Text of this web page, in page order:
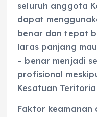
seluruh anggota
dapat
benar dan tepat
laras panjang
– benar menjadi
profisional
Kesatuan
Faktor keamanan